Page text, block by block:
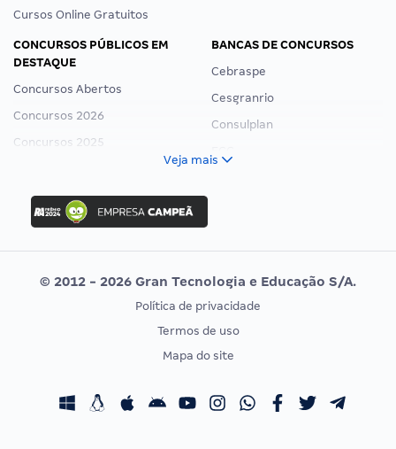
Cursos Online Gratuitos
CONCURSOS PÚBLICOS EM
DESTAQUE
Concursos Abertos
Concursos 2026
Concursos 2025
Concurso Ibama
Concurso MPU
Editais publicados
BANCAS DE CONCURSOS
Cebraspe
Cesgranrio
Consulplan
Vunesp
CONCURSOS POR PROFISSÃO
Concursos Fiscais
EXAME DE ORDEM
Calendário OAB
Veja mais
© 2012 - 2026 Gran Tecnologia e Educação S/A.
Política de privacidade
Termos de uso
Mapa do site